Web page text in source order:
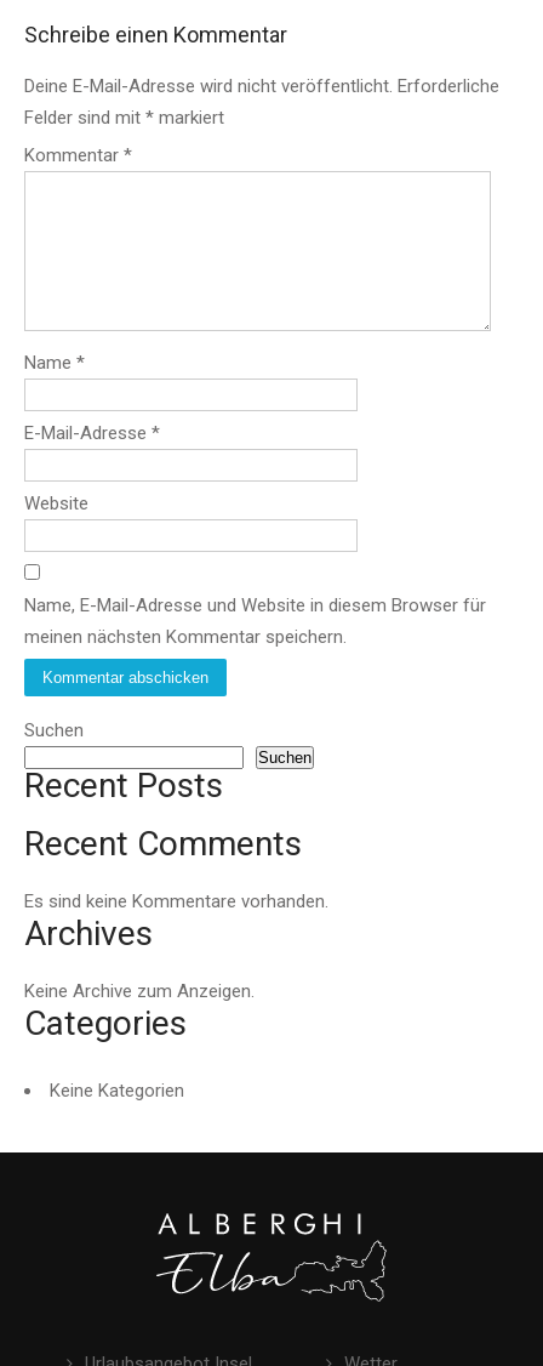
Schreibe einen Kommentar
Deine E-Mail-Adresse wird nicht veröffentlicht. Erforderliche
Felder sind mit * markiert
Kommentar *
Name *
E-Mail-Adresse *
Website
Name, E-Mail-Adresse und Website in diesem Browser für
meinen nächsten Kommentar speichern.
Suchen
Suchen
Recent Posts
Recent Comments
Es sind keine Kommentare vorhanden.
Archives
Keine Archive zum Anzeigen.
Categories
Keine Kategorien